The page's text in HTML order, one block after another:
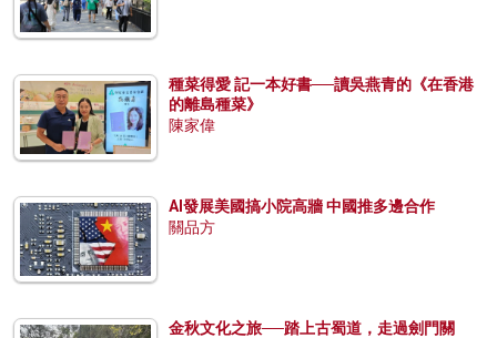
種菜得愛 記一本好書──讀吳燕青的《在香港
的離島種菜》
陳家偉
AI發展美國搞小院高牆 中國推多邊合作
關品方
金秋文化之旅──踏上古蜀道，走過劍門關